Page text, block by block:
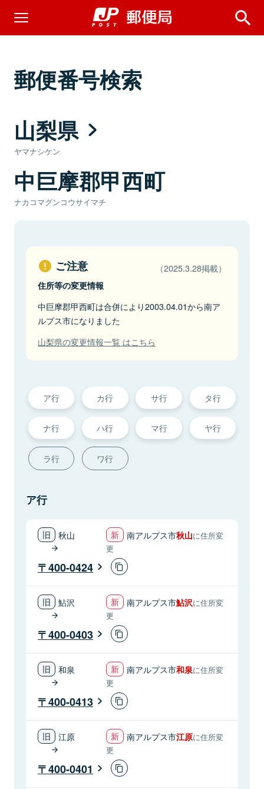
郵便番号検索
山梨県
ヤマナシケン
中巨摩郡甲西町
ナカコマグンコウサイマチ
ご注意 （2025.3.28掲載）
住所等の変更情報
中巨摩郡甲西町は合併により2003.04.01から南ア
ルプス市になりました
山梨県の変更情報一覧 はこちら
ア行 カ行 サ行 タ行
ナ行 ハ行 マ行 ヤ行
ラ行 ワ行
ア行
秋山 南アルプス市秋山に住所変
更
400-0424
鮎沢 南アルプス市鮎沢に住所変
更
400-0403
和泉 南アルプス市和泉に住所変
更
400-0413
江原 南アルプス市江原に住所変
更
400-0401